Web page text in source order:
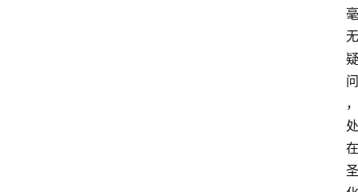
毫
无
疑
问
，
处
在
圣